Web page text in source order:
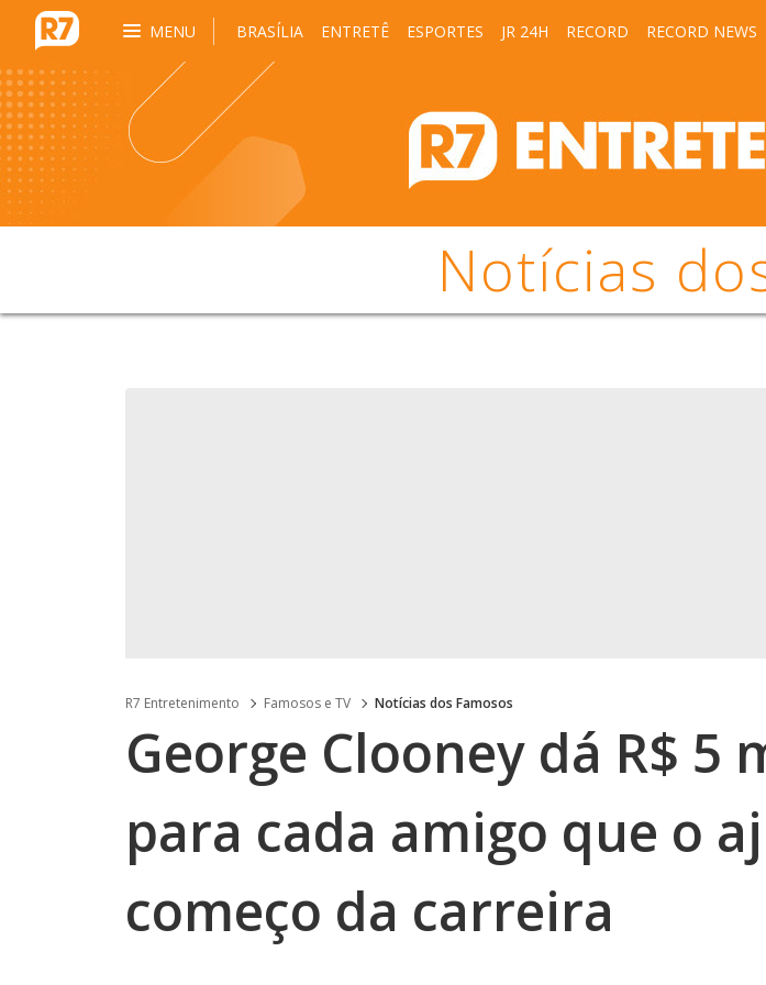
MENU BRASÍLIA ENTRETÊ ESPORTES JR 24H RECORD RECORD NEWS
Notícias
R7 Entretenimento Famosos e TV Notícias dos Famosos
George Clooney dá R$ 5
para cada amigo que o
começo da carreira